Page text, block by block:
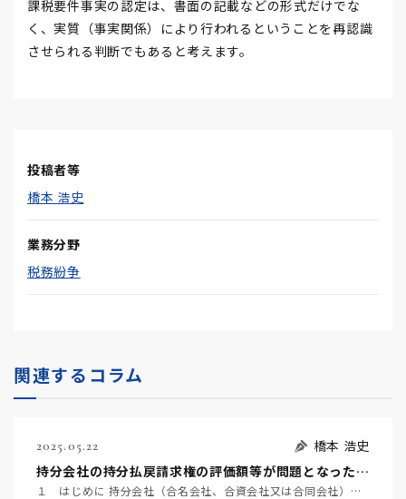
課税要件事実の認定は、書面の記載などの形式だけでな
く、実質（事実関係）により行われるということを再認識
させられる判断でもあると考えます。
投稿者等
橋本 浩史
業務分野
税務紛争
関連するコラム
2025.05.22
橋本 浩史
持分会社の持分払戻請求権の評価額等が問題となった事例 ～名古屋地裁令和６年６月２２日判決TAINS Z８８８-２７２０～
１ はじめに 持分会社（合名会社、合資会社又は合同会社）の社員は、死亡によって退社し（会社法６０７条…